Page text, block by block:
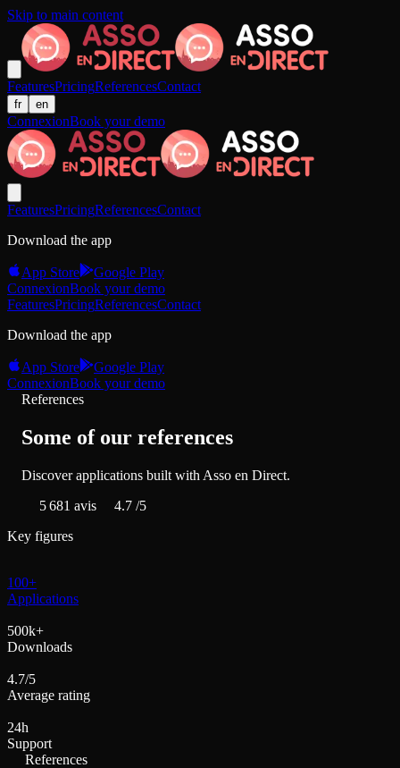
Skip to main content
FeaturesPricingReferencesContact
fr en
ConnexionBook your demo
FeaturesPricingReferencesContact
Download the app
App Store
Google Play
ConnexionBook your demo
FeaturesPricingReferencesContact
Download the app
App Store
Google Play
ConnexionBook your demo
References
Some of our references
Discover applications built with Asso en Direct.
5 681 avis 4.7 /5
Key figures
100+
Applications
500k+
Downloads
4.7/5
Average rating
24h
Support
References